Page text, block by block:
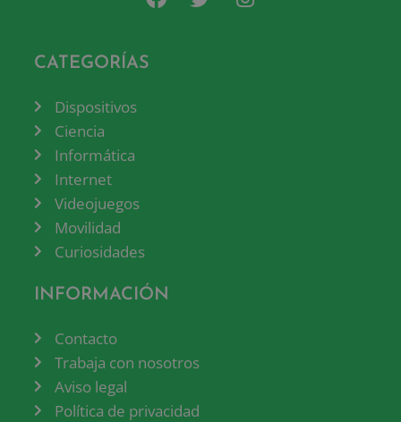
CATEGORÍAS
Dispositivos
Ciencia
Informática
Internet
Videojuegos
Movilidad
Curiosidades
INFORMACIÓN
Contacto
Trabaja con nosotros
Aviso legal
Política de privacidad